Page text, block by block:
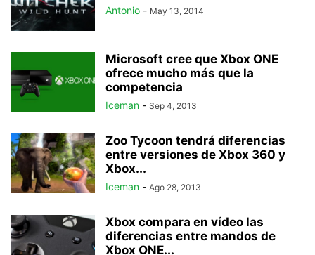
Antonio - May 13, 2014
Microsoft cree que Xbox ONE
ofrece mucho más que la
competencia
Iceman - Sep 4, 2013
Zoo Tycoon tendrá diferencias
entre versiones de Xbox 360 y
Xbox...
Iceman - Ago 28, 2013
Xbox compara en vídeo las
diferencias entre mandos de
Xbox ONE...